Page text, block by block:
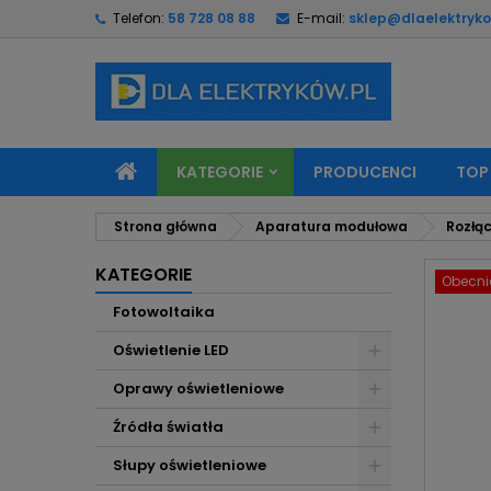
Telefon: 58 728 08 88 E-mail:
KATEGORIE PRODUCENCI
Strona główna Aparatura modułowa
KATEGORIE
Fotowoltaika
Oświetlenie LED
Oprawy oświetleniowe
Źródła światła
Słupy oświetleniowe